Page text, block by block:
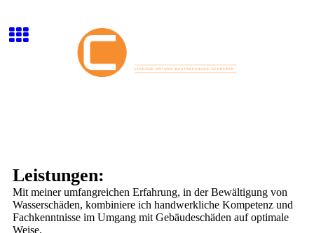
Leistungen:
Mit meiner umfangreichen Erfahrung, in der Bewältigung von
Wasserschäden, kombiniere ich handwerkliche Kompetenz und
Fachkenntnisse im Umgang mit Gebäudeschäden auf optimale
Weise.